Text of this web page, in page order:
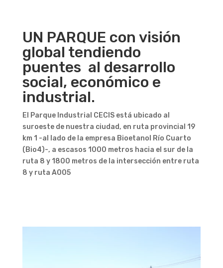
UN PARQUE con visión
global tendiendo
puentes al desarrollo
social, económico e
industrial.
El Parque Industrial CECIS está ubicado al
suroeste de nuestra ciudad, en ruta provincial 19
km 1 -al lado de la empresa Bioetanol Río Cuarto
(Bio4)-, a escasos 1000 metros hacia el sur de la
ruta 8 y 1800 metros de la intersección entre ruta
8 y ruta A005